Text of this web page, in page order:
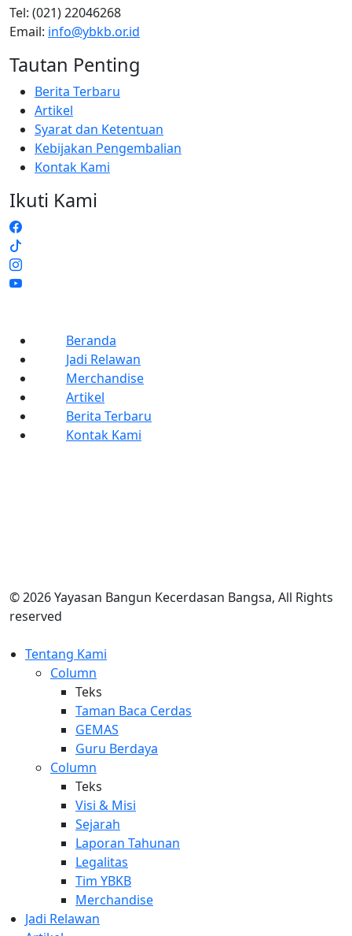
Tel: (021) 22046268
Email: info@ybkb.or.id
Tautan Penting
Berita Terbaru
Artikel
Syarat dan Ketentuan
Kebijakan Pengembalian
Kontak Kami
Ikuti Kami
Beranda
Jadi Relawan
Merchandise
Artikel
Berita Terbaru
Kontak Kami
© 2026 Yayasan Bangun Kecerdasan Bangsa, All Rights
reserved
Tentang Kami
Column
Teks
Taman Baca Cerdas
GEMAS
Guru Berdaya
Column
Teks
Visi & Misi
Sejarah
Laporan Tahunan
Legalitas
Tim YBKB
Merchandise
Jadi Relawan